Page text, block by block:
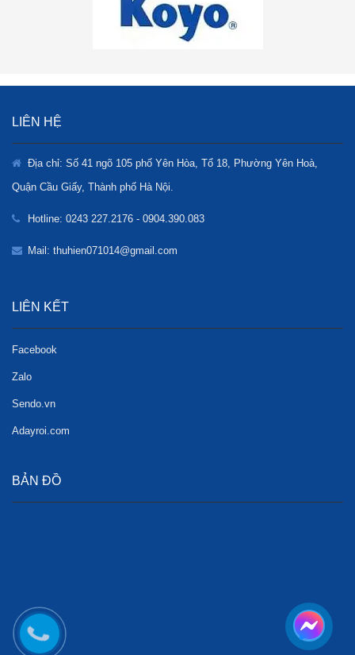
LIÊN HỆ
Địa chỉ: Số 41 ngõ 105 phố Yên Hòa, Tổ 18, Phường Yên Hoà,
Quận Cầu Giấy, Thành phố Hà Nội.
Hotline: 0243 227.2176 - 0904.390.083
Mail: thuhien071014@gmail.com
LIÊN KẾT
Facebook
Zalo
Sendo.vn
Adayroi.com
BẢN ĐỒ